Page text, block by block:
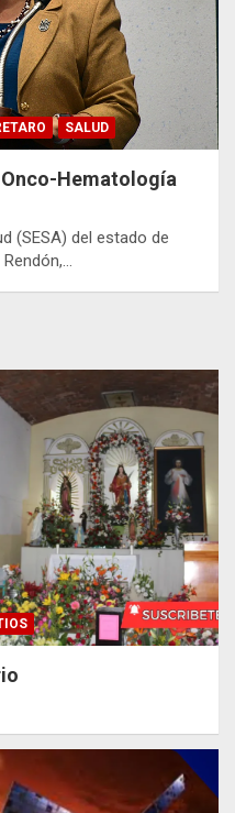
SALUD
Onco-Hematología
(SESA) del estado de